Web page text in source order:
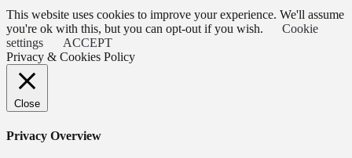
This website uses cookies to improve your experience. We'll assume
you're ok with this, but you can opt-out if you wish.
Cookie
settings
ACCEPT
Privacy & Cookies Policy
Close
Privacy Overview